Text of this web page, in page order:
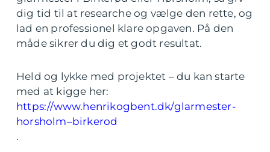
dig tid til at researche og vælge den rette, og
lad en professionel klare opgaven. På den
måde sikrer du dig et godt resultat.
Held og lykke med projektet – du kan starte
med at kigge her:
https://www.henrikogbent.dk/glarmester-
horsholm–birkerod
.